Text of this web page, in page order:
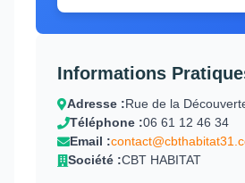
Informations
Adresse :Rue de la
Téléphone :06 61 12 46 34
Email :
Société :CBT HABITAT